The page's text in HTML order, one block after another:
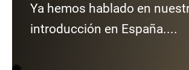
Ya hemos hablado en
introducción en España....